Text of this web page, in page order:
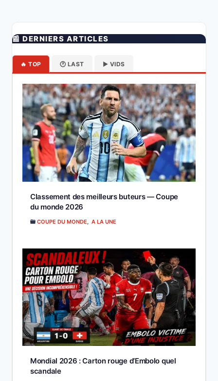
📰 DERNIERS ARTICLES
🔥 TOP 🕐 LAST ▶️ VIDS
Classement des meilleurs buteurs — Coupe
du monde 2026
COUPE DU MONDE A LA UNE
Mondial 2026 : Carton rouge d’Embolo quel
scandale